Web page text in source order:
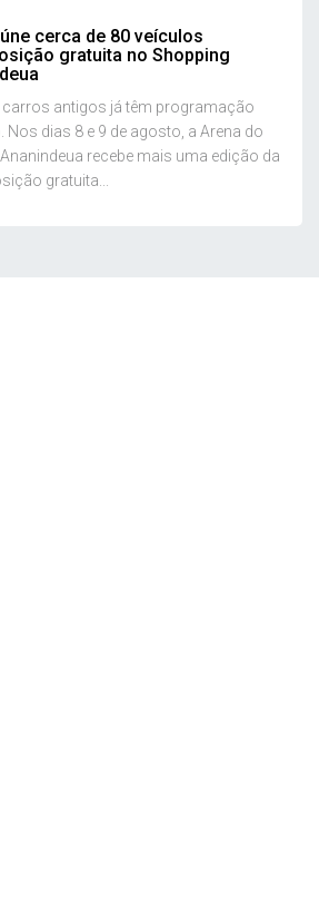
cerca de 80 veículos
gratuita no Shopping
antigos já têm programação
dias 8 e 9 de agosto, a Arena do
recebe mais uma edição da
gratuita...